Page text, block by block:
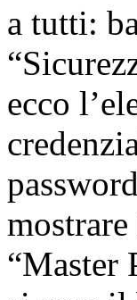
a tutti:
ecco
“Master